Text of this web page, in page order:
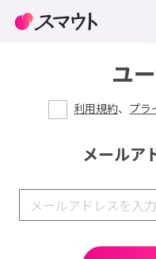
ユ
利用規約、 プラ
メールア